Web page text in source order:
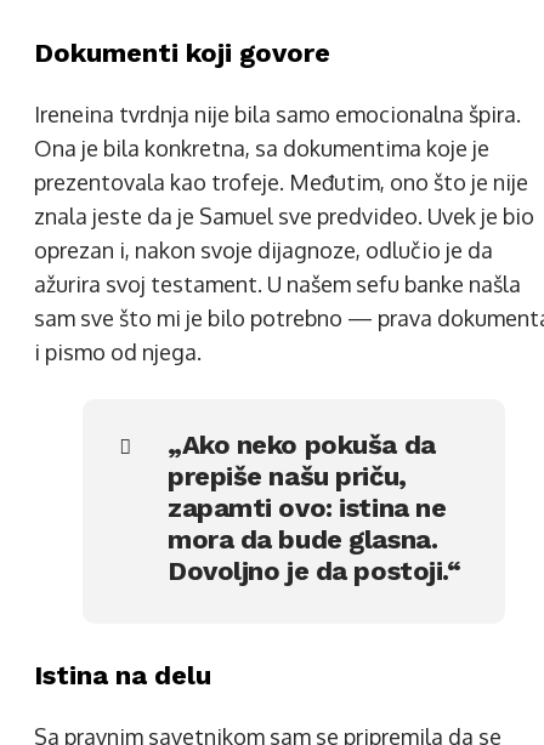
Dokumenti koji govore
Ireneina tvrdnja nije bila samo emocionalna špira.
Ona je bila konkretna, sa dokumentima koje je
prezentovala kao trofeje. Međutim, ono što je nije
znala jeste da je Samuel sve predvideo. Uvek je bio
oprezan i, nakon svoje dijagnoze, odlučio je da
ažurira svoj testament. U našem sefu banke našla
sam sve što mi je bilo potrebno — prava
i pismo od njega.
„Ako neko pokuša da
prepiše našu priču,
zapamti ovo: istina ne
mora da bude glasna.
Dovoljno je da postoji.“
Istina na delu
Sa pravnim savetnikom sam se pripremila da se